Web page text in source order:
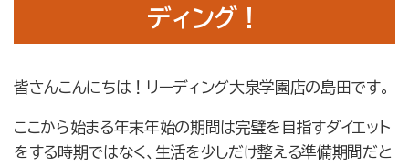
コラム
ディング！
皆さんこんにちは！リーディング大泉学園店の島田です。
ここから始まる年末年始の期間は完璧を目指すダイエット
をする時期ではなく、生活を少しだけ整える準備期間だと